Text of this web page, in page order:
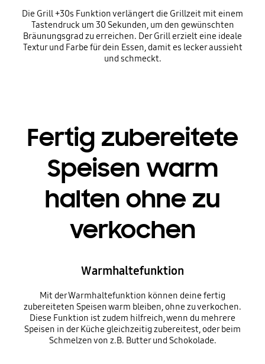
Die Grill +30s Funktion verlängert die Grillzeit mit einem
Tastendruck um 30 Sekunden, um den gewünschten
Bräunungsgrad zu erreichen. Der Grill erzielt eine ideale
Textur und Farbe für dein Essen, damit es lecker aussieht
und schmeckt.
Fertig zubereitete
Speisen warm
halten ohne zu
verkochen
Warmhaltefunktion
Mit der Warmhaltefunktion können deine fertig
zubereiteten Speisen warm bleiben, ohne zu verkochen.
Diese Funktion ist zudem hilfreich, wenn du mehrere
Speisen in der Küche gleichzeitig zubereitest, oder beim
Schmelzen von z.B. Butter und Schokolade.